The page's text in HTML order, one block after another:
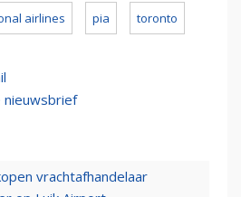
airlines pia toronto
nieuwsbrief
vrachtafhandelaar